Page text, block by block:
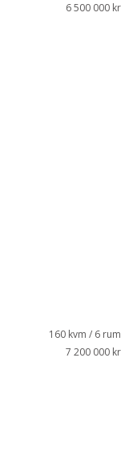
6 500 000 kr
160 kvm / 6 rum
7 200 000 kr